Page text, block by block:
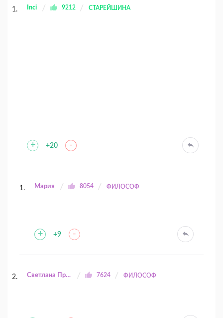
Inci 9212 СТАРЕЙШИНА
+ +20 -
Мария 8054 ФИЛОСОФ
+ +9 -
Светлана Прилуцкая 7624 ФИЛОСОФ